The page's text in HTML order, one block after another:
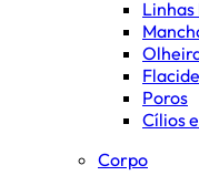
Linhas
Poros
Cílios
Corpo